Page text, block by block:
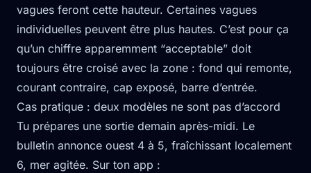
vagues feront cette hauteur. Certaines vagues
individuelles peuvent être plus hautes. C’est pour ça
qu’un chiffre apparemment “acceptable” doit
toujours être croisé avec la zone : fond qui remonte,
courant contraire, cap exposé, barre d’entrée.
Cas pratique : deux modèles ne sont pas d’accord
Tu prépares une sortie demain après-midi. Le
bulletin annonce ouest 4 à 5, fraîchissant localement
6, mer agitée. Sur ton app :